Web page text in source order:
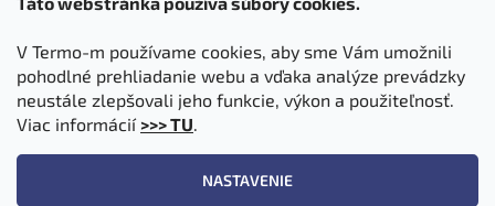
V Termo-m používame cookies, aby sme Vám umožnili
pohodlné prehliadanie webu a vďaka analýze prevádzky
neustále zlepšovali jeho funkcie, výkon a použiteľnosť.
Viac informácií >>> TU.
NASTAVENIE
Prijímame online platby